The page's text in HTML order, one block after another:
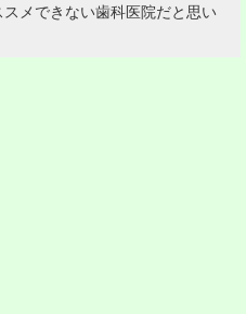
メできない歯科医院だと思い